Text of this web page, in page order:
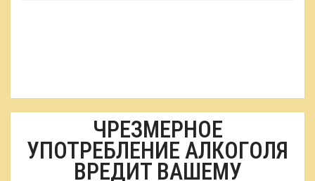
ЧРЕЗМЕРНОЕ
УПОТРЕБЛЕНИЕ АЛКОГОЛЯ
ВРЕДИТ ВАШЕМУ